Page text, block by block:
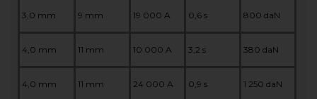
3,0 mm 9 mm 19 000 A 0,6 s 800 daN
4,0 mm 11 mm 10 000 A 3,2 s 380 daN
4,0 mm 11 mm 24 000 A 0,9 s 1 250 daN